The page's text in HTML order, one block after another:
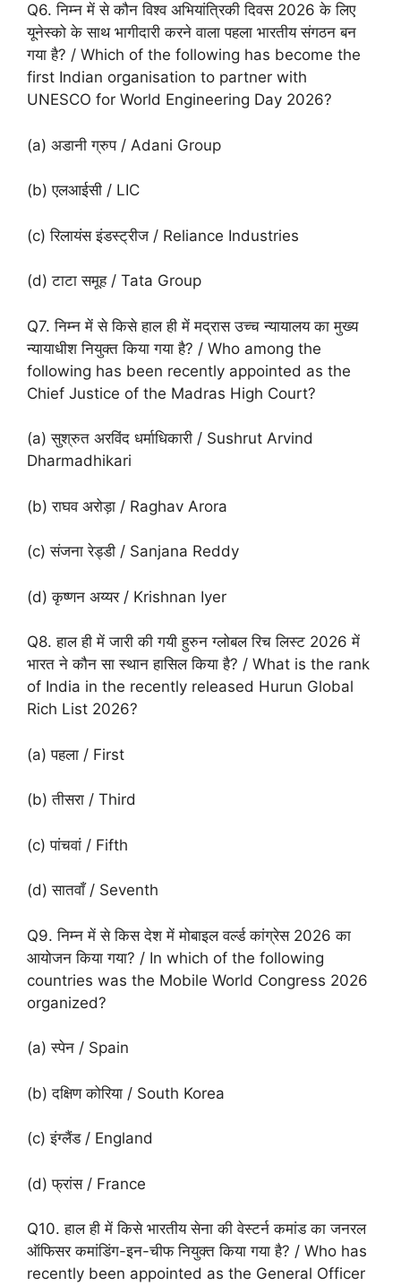
Q6. निम्न में से कौन विश्व अभियांत्रिकी दिवस 2026 के लिए
यूनेस्को के साथ भागीदारी करने वाला पहला भारतीय संगठन बन
गया है? / Which of the following has become the
first Indian organisation to partner with
UNESCO for World Engineering Day 2026?
(a) अडानी ग्रुप / Adani Group
(b) एलआईसी / LIC
(c) रिलायंस इंडस्ट्रीज / Reliance Industries
(d) टाटा समूह / Tata Group
Q7. निम्न में से किसे हाल ही में मद्रास उच्च न्यायालय का मुख्य
न्यायाधीश नियुक्त किया गया है? / Who among the
following has been recently appointed as the
Chief Justice of the Madras High Court?
(a) सुश्रुत अरविंद धर्माधिकारी / Sushrut Arvind
Dharmadhikari
(b) राघव अरोड़ा / Raghav Arora
(c) संजना रेड्डी / Sanjana Reddy
(d) कृष्णन अय्यर / Krishnan Iyer
Q8. हाल ही में जारी की गयी हुरुन ग्लोबल रिच लिस्ट 2026 में
भारत ने कौन सा स्थान हासिल किया है? / What is the rank
of India in the recently released Hurun Global
Rich List 2026?
(a) पहला / First
(b) तीसरा / Third
(c) पांचवां / Fifth
(d) सातवाँ / Seventh
Q9. निम्न में से किस देश में मोबाइल वर्ल्ड कांग्रेस 2026 का
आयोजन किया गया? / In which of the following
countries was the Mobile World Congress 2026
organized?
(a) स्पेन / Spain
(b) दक्षिण कोरिया / South Korea
(c) इंग्लैंड / England
(d) फ्रांस / France
Q10. हाल ही में किसे भारतीय सेना की वेस्टर्न कमांड का जनरल
ऑफिसर कमांडिंग-इन-चीफ नियुक्त किया गया है? / Who has
recently been appointed as the General Officer